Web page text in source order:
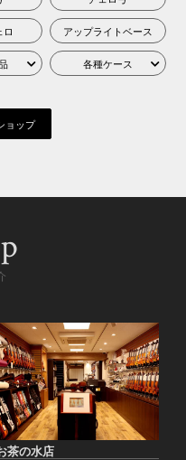
語る、ストラディヴァリウ
と演奏への想い。
アップライトベース
各種ケース
ョップ
茶の水店